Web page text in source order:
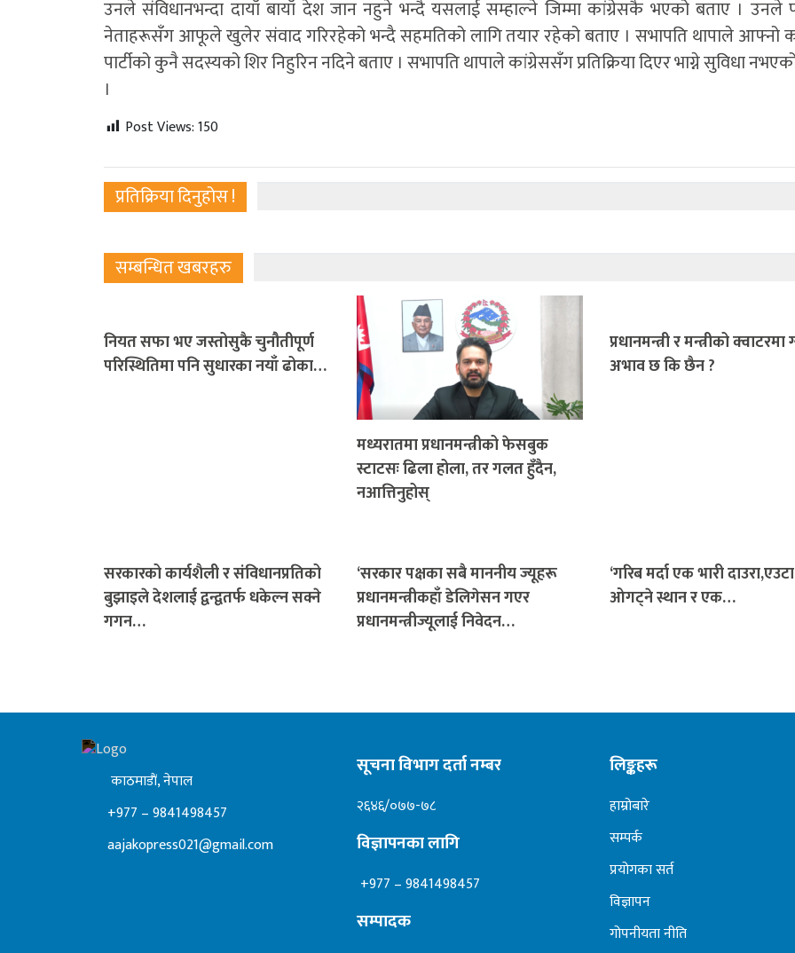
उनले संविधानभन्दा दायाँ बायाँ देश जान नहुने भन्दै यसलाई सम्हाल्ने जिम्मा कांग्रेसकै भएको बताए । उनले
नेताहरूसँग आफूले खुलेर संवाद गरिरहेको भन्दै सहमतिको लागि तयार रहेको बताए । सभापति थापाले आफ्नो
पार्टीको कुनै सदस्यको शिर निहुरिन नदिने बताए । सभापति थापाले कांग्रेससँग प्रतिक्रिया दिएर भाग्ने सुविधा
।
Post Views:150
प्रतिक्रिया दिनुहोस !
सम्बन्धित खबरहरु
नियत सफा भए जस्तोसुकै चुनौतीपूर्ण
परिस्थितिमा पनि सुधारका नयाँ ढोका…
मध्यरातमा प्रधानमन्त्रीको फेसबुक
स्टाटसः ढिला होला, तर गलत हुँदैन,
नआत्तिनुहोस्
प्रधानमन्त्री र मन्त्रीको
अभाव छ कि छैन ?
सरकारको कार्यशैली र संविधानप्रतिको
बुझाइले देशलाई द्वन्द्वतर्फ धकेल्न सक्ने
गगन…
‘सरकार पक्षका सबै माननीय ज्यूहरू
प्रधानमन्त्रीकहाँ डेलिगेसन गएर
प्रधानमन्त्रीज्यूलाई निवेदन…
‘गरिब मर्दा एक भारी
ओगट्ने स्थान र एक…
काठमाडाैं, नेपाल
+977 – 9841498457
aajakopress021@gmail.com
सूचना विभाग दर्ता नम्बर
२६४६/०७७-७८
विज्ञापनका लागि
+977 – 9841498457
सम्पादक
लिङ्कहरू
हाम्रोबारे
सम्पर्क
प्रयोगका सर्त
विज्ञापन
गोपनीयता नीति